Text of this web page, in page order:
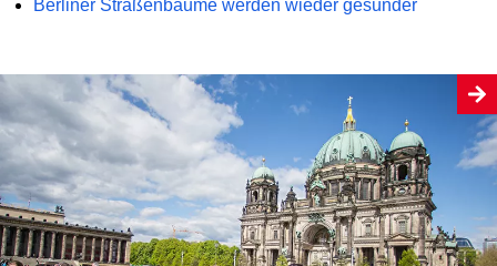
Berliner Straßenbäume werden wieder gesünder